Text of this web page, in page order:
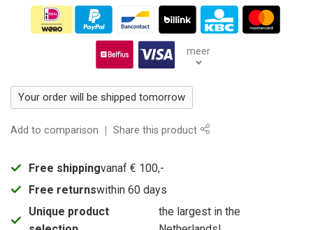
meer
Your order will be shipped tomorrow
Add to comparison Share this product
Free shippingvanaf € 100,-
Free returnswithin 60 days
Unique product
the largest in the